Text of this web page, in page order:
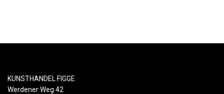
KUNSTHANDEL FIGGE
Werdener Weg 42